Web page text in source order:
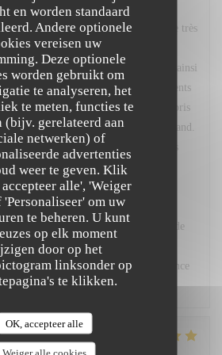
en worden standaard
Andere optionele
vereisen uw
Deze optionele
worden gebruikt om
te analyseren, het
te meten, functies te
(bijv. gerelateerd aan
netwerken) of
advertenties
weer te geven. Klik
alle', 'Weiger
om uw
te beheren. U kunt
op elk moment
door op het
linksonder op
te klikken.
OK, accepteer alle
Weiger alle cookies
merci pour votre fidélité et pour ce très
ravis d'apprendre que vous
restaurant, son cadre, l'ambiance ainsi
Votre confiance et vos encouragements
vous remercions également d'avoir pris
le retard concernant votre café gourmand.
désolés pour cet oubli et comprenons
d'autant plus que vous étiez
heureux d'avoir pu réagir
un geste commercial. Vos
avec notre équipe afin que ce type de
pas. Nous espérons avoir le plaisir de
pour vous offrir une expérience
L. Fornaro Maitre d'hôtel